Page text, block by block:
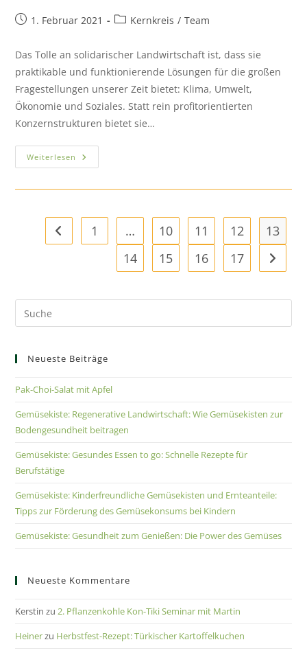
1. Februar 2021 Kernkreis / Team
Das Tolle an solidarischer Landwirtschaft ist, dass sie
praktikable und funktionierende Lösungen für die großen
Fragestellungen unserer Zeit bietet: Klima, Umwelt,
Ökonomie und Soziales. Statt rein profitorientierten
Konzernstrukturen bietet sie…
Weiterlesen
1 … 10 11 12
13
14
15 16 17
Neueste Beiträge
Pak-Choi-Salat mit Apfel
Gemüsekiste: Regenerative Landwirtschaft: Wie Gemüsekisten zur
Bodengesundheit beitragen
Gemüsekiste: Gesundes Essen to go: Schnelle Rezepte für
Berufstätige
Gemüsekiste: Kinderfreundliche Gemüsekisten und Ernteanteile:
Tipps zur Förderung des Gemüsekonsums bei Kindern
Gemüsekiste: Gesundheit zum Genießen: Die Power des Gemüses
Neueste Kommentare
Kerstin zu2. Pflanzenkohle Kon-Tiki Seminar mit Martin
Heinerzu Herbstfest-Rezept: Türkischer Kartoffelkuchen